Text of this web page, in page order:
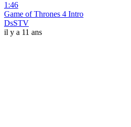
1:46
Game of Thrones 4 Intro
DsSTV
il y a 11 ans